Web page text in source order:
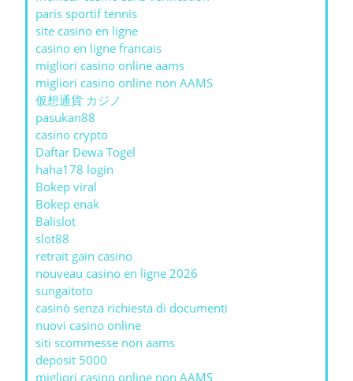
paris sportif tennis
site casino en ligne
casino en ligne francais
migliori casino online aams
migliori casino online non AAMS
仮想通貨 カジノ
pasukan88
casino crypto
Daftar Dewa Togel
haha178 login
Bokep viral
Bokep enak
Balislot
slot88
retrait gain casino
nouveau casino en ligne 2026
sungaitoto
casinò senza richiesta di documenti
nuovi casino online
siti scommesse non aams
deposit 5000
migliori casino online non AAMS